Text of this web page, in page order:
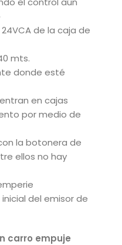
de la caja de
mts.
donde esté
en cajas
por medio de
la botonera de
ellos no hay
del emisor de
carro empuje